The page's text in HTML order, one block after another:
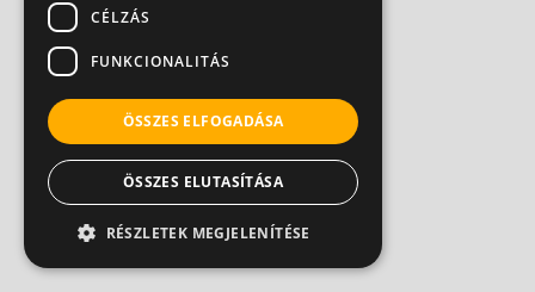
CÉLZÁS
FUNKCIONALITÁS
ÖSSZES ELFOGADÁSA
ÖSSZES ELUTASÍTÁSA
RÉSZLETEK MEGJELENÍTÉSE